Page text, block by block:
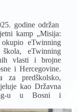
godine održan
kamp „Misija:
eTwinning
škola, eTwinning
vlasti i brojne
i Hercegovine.
za predškolsko,
kao Državna
u u Bosni i